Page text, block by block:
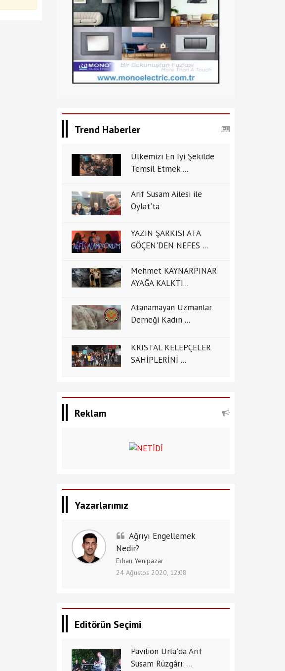
Trend Haberler
Ülkemizi En İyi Şekilde
Temsil Etmek ...
Arif Susam Ailesi ile
Oylat'ta
YAZIN ŞARKISI ATA
GÖÇEN'DEN NEFES ...
Mehmet KAYNARPINAR
AYAĞA KALKTI...
Atanamayan Uzmanlar
Derneği Kadın ...
KRİSTAL KELEPÇELER
SAHİPLERİNİ ...
Reklam
Yazarlarımız
Ağrıyı Engellemek
Nedir?
Erhan Yenipazar
24 Ağustos 2020, 12:08
Editörün Seçimi
Pavilion Urla'da Arif
Susam Rüzgârı: ...